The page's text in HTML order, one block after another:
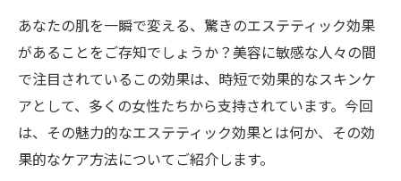
あなたの肌を一瞬で変える、驚きのエステティック効果
があることをご存知でしょうか？美容に敏感な人々の間
で注目されているこの効果は、時短で効果的なスキンケ
アとして、多くの女性たちから支持されています。今回
は、その魅力的なエステティック効果とは何か、その効
果的なケア方法についてご紹介します。